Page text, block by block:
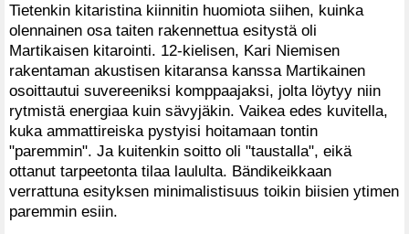
Tietenkin kitaristina kiinnitin huomiota siihen, kuinka
olennainen osa taiten rakennettua esitystä oli
Martikaisen kitarointi. 12-kielisen, Kari Niemisen
rakentaman akustisen kitaransa kanssa Martikainen
osoittautui suvereeniksi komppaajaksi, jolta löytyy niin
rytmistä energiaa kuin sävyjäkin. Vaikea edes kuvitella,
kuka ammattireiska pystyisi hoitamaan tontin
"paremmin". Ja kuitenkin soitto oli "taustalla", eikä
ottanut tarpeetonta tilaa laululta. Bändikeikkaan
verrattuna esityksen minimalistisuus toikin biisien ytimen
paremmin esiin.